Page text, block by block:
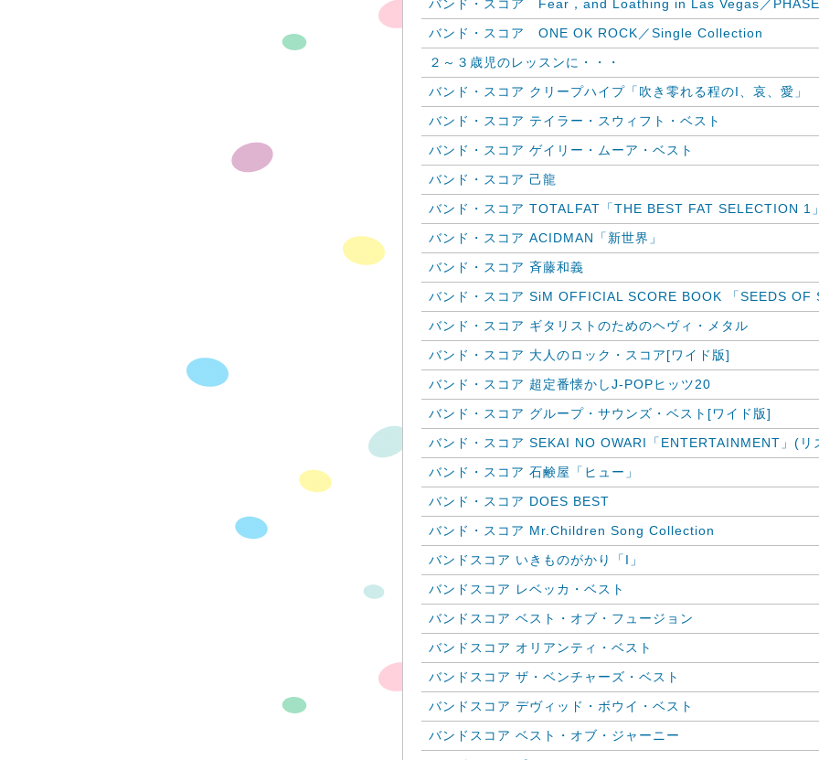
バンド・スコア Fear，and Loathing in Las Vegas／
バンド・スコア ONE OK ROCK／Single Collection
２～３歳児のレッスンに・・・
バンド・スコア クリープハイプ「吹き零れる程のI、哀、愛」
バンド・スコア テイラー・スウィフト・ベスト
バンド・スコア ゲイリー・ムーア・ベスト
バンド・スコア 己龍
バンド・スコア TOTALFAT「THE BEST FAT SELECTION 1
バンド・スコア ACIDMAN「新世界」
バンド・スコア 斉藤和義
バンド・スコア SiM OFFICIAL SCORE BOOK 「SEEDS OF
バンド・スコア ギタリストのためのヘヴィ・メタル
バンド・スコア 大人のロック・スコア[ワイド版]
バンド・スコア 超定番懐かしJ-POPヒッツ20
バンド・スコア グループ・サウンズ・ベスト[ワイド版]
バンド・スコア SEKAI NO OWARI「ENTERTAINMENT」(リ
バンド・スコア 石鹸屋「ヒュー」
バンド・スコア DOES BEST
バンド・スコア Mr.Children Song Collection
バンドスコア いきものがかり「I」
バンドスコア レベッカ・ベスト
バンドスコア ベスト・オブ・フュージョン
バンドスコア オリアンティ・ベスト
バンドスコア ザ・ベンチャーズ・ベスト
バンドスコア デヴィッド・ボウイ・ベスト
バンドスコア ベスト・オブ・ジャーニー